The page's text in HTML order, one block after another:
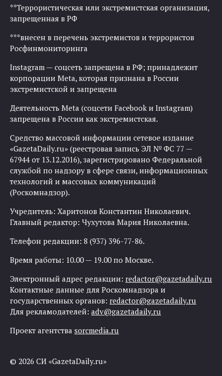
**Террористическая или экстремистская организация,
запрещенная в РФ
***внесен в перечень экстремистов и террористов
Росфинмониторинга
Instagram — соцсеть запрещена в РФ; принадлежит
корпорации Meta, которая признана в России
экстремистской и запрещена
Деятельность Meta (соцсети Facebook и Instagram)
запрещена в России как экстремистская.
Средство массовой информации сетевое издание
«GazetaDaily.ru» (реестровая запись ЭЛ № ФС 77 —
67944 от 13.12.2016), зарегистрировано Федеральной
службой по надзору в сфере связи, информационных
технологий и массовых коммуникаций
(Роскомнадзор).
Учредитель: Харитонов Константин Николаевич.
Главный редактор: Чухутова Мария Николаевна.
Телефон редакции: 8 (937) 396-77-86.
Время работы: 10.00 — 19.00 по Москве.
Электронный адрес редакции: redactor@gazetadaily.ru
Контактные данные для Роскомнадзора и
государственных органов: redactor@gazetadaily.ru
Для рекламодателей: adv@gazetadaily.ru
Проект агентства sorcmedia.ru
© 2026 СИ «GazetaDaily.ru»